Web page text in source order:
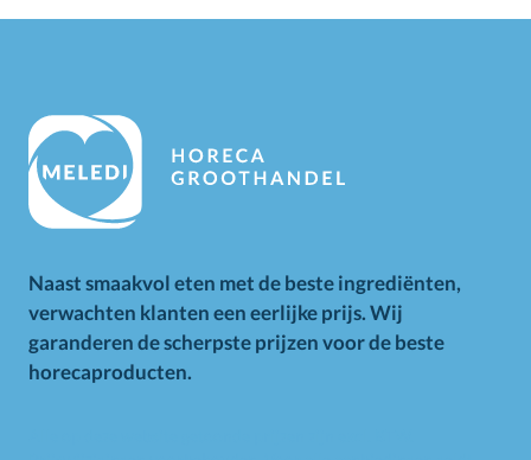
Naast smaakvol eten met de beste ingrediënten,
verwachten klanten een eerlijke prijs. Wij
garanderen de scherpste prijzen voor de beste
horecaproducten.